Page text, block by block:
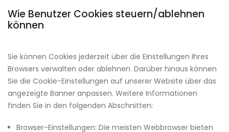
Wie Benutzer Cookies steuern/ablehnen
können
Sie können Cookies jederzeit über die Einstellungen Ihres
Browsers verwalten oder ablehnen. Darüber hinaus können
Sie die Cookie-Einstellungen auf unserer Website über das
angezeigte Banner anpassen. Weitere Informationen
finden Sie in den folgenden Abschnitten:
Browser-Einstellungen: Die meisten Webbrowser bieten